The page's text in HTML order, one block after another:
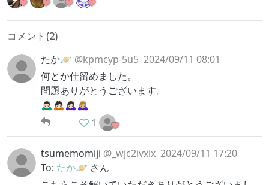
コメント(2)
たか🪐‪ @kpmcyp-5u5 2024/09/11 08:01
何とか仕留めました。
問題ありがとうございます。
🙇🏻‍♂️🙇🏻🙇🏻‍♀️🙇🏼‍♀️
1
tsumemomiji @_wjc2ivxix 2024/09/11 17:20
To: たか🪐‪ さん